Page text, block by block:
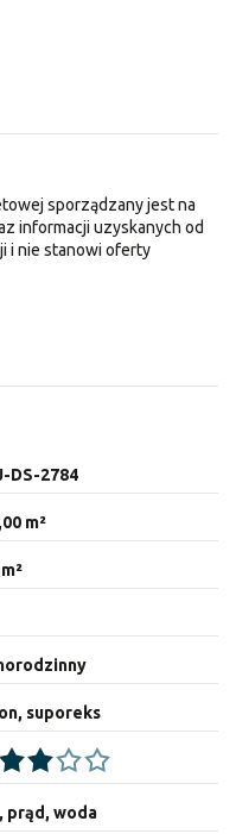
sporządzany jest na
informacji uzyskanych od
i nie stanowi oferty
DS-2784
m²
suporeks
prąd, woda